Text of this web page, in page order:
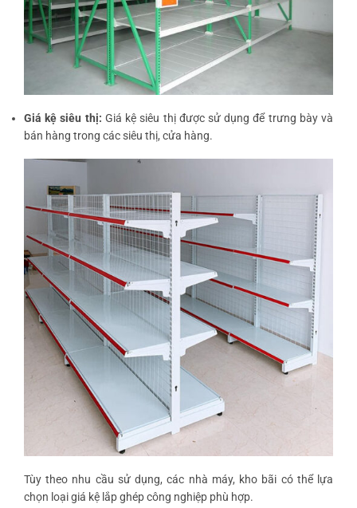
Giá kệ siêu thị: Giá kệ siêu thị được sử dụng để trưng bày và
bán hàng trong các siêu thị, cửa hàng.
Tùy theo nhu cầu sử dụng, các nhà máy, kho bãi có thể lựa
chọn loại giá kệ lắp ghép công nghiệp phù hợp.